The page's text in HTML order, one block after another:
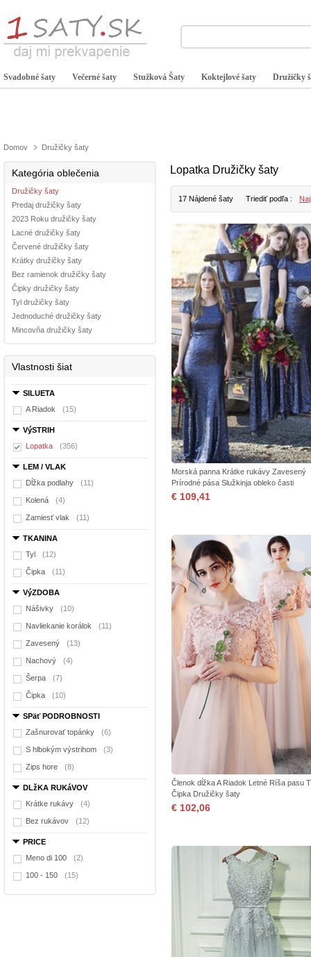
Svadobné šaty Večerné šaty Stužková Šaty Koktejlové šaty Družičky
Domov Družičky šaty
Kategória oblečenia
Družičky šaty
Predaj družičky šaty
2023 Roku družičky šaty
Lacné družičky šaty
Červené družičky šaty
Krátky družičky šaty
Bez ramienok družičky šaty
Čipky družičky šaty
Tyl družičky šaty
Jednoduché družičky šaty
Mincovňa družičky šaty
Vlastnosti šiat
SILUETA
A Riadok
(15)
VýSTRIH
Lopatka
(356)
LEM / VLAK
Dĺžka podlahy
(11)
Kolená (4)
Zamiesť vlak (11)
TKANINA
Tyl
(12)
Čipka (11)
VýZDOBA
Nášivky
(10)
Navliekanie korálok (11)
Zavesený (13)
Nachový (4)
Šerpa (7)
Čipka (10)
SPäť PODROBNOSTI
Zašnurovať topánky
(6)
S hlbokým výstrihom (3)
Zips hore (8)
DLžKA RUKáVOV
Krátke rukávy
(4)
Bez rukávov (12)
PRICE
Meno di 100
(2)
100 - 150 (15)
Lopatka Družičky šaty
17 Nájdené šaty Triediť podľa :
Morská panna Krátke rukávy Zavesený
Prírodné pása Služkinja obleko časti
€ 109,41
Členok dĺžka A Riadok Letné Ríša pasu
Čipka Družičky šaty
€ 102,06